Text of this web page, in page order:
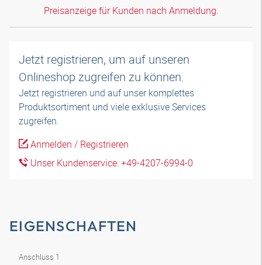
Preisanzeige für Kunden nach Anmeldung.
Jetzt registrieren, um auf unseren
Onlineshop zugreifen zu können.
Jetzt registrieren und auf unser komplettes
Produktsortiment und viele exklusive Services
zugreifen.
Anmelden / Registrieren
Unser Kundenservice: +49-4207-6994-0
EIGENSCHAFTEN
Anschluss 1